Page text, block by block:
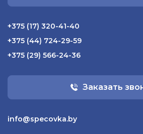
+375 (17) 320-41-40
+375 (44) 724-29-59
+375 (29) 566-24-36
Заказать
info@specovka.by